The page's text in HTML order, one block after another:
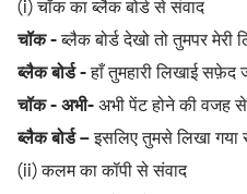
(i) चॉक का ब्लैक बोर्ड से संवाद
चॉक -ब्लैक बोर्ड देखो तो तुमपर मेरी
ब्लैक बोर्ड -हाँ तुमहारी लिखाई सफ़ेद
चॉक - अभी-अभी पेंट होने की वजह से
ब्लैक बोर्ड −इसलिए तुमसे लिखा
(ii) कलम का कॉपी से संवाद